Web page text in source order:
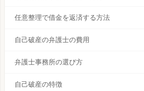
任意整理で借金を返済する方法
自己破産の弁護士の費用
弁護士事務所の選び方
自己破産の特徴